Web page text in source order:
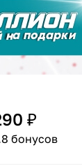
₽
бонусов